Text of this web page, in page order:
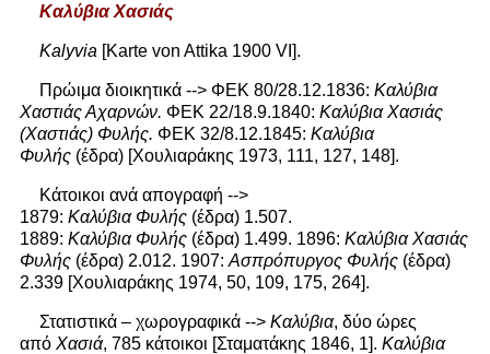
Καλύβια Χασιάς
Kalyvia [Karte von Attika 1900 VI].
Πρώιμα διοικητικά --> ΦΕΚ 80/28.12.1836:Καλύβια
Χαστιάς Αχαρνών. ΦΕΚ 22/18.9.1840: Καλύβια Χασιάς
(Χαστιάς) Φυλής. ΦΕΚ 32/8.12.1845: Καλύβια
Φυλής(έδρα) [Χουλιαράκης 1973, 111, 127, 148].
Κάτοικοι ανά απογραφή -->
1879: Καλύβια Φυλής(έδρα) 1.507.
1889: Καλύβια Φυλής(έδρα) 1.499. 1896: Καλύβια Χασιάς
Φυλής (έδρα) 2.012. 1907: Ασπρόπυργος Φυλής(έδρα)
2.339 [Χουλιαράκης 1974, 50, 109, 175, 264].
Στατιστικά – χωρογραφικά -->Καλύβια, δύο ώρες
από Χασιά, 785 κάτοικοι [Σταματάκης 1846, 1]. Καλύβια